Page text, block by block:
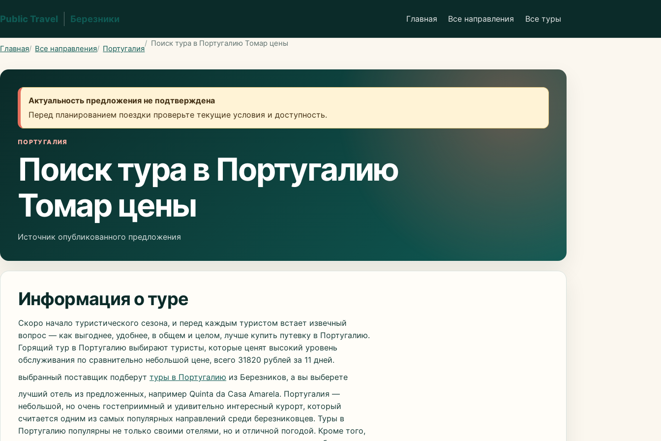
Public Travel Березники Главная Все направления Все туры
Главная Все направления Португалия
Поиск тура в Португалию Томар цены
Актуальность предложения не подтверждена
Перед планированием поездки проверьте текущие условия и доступность.
ПОРТУГАЛИЯ
Поиск тура в Португалию
Томар цены
Источник опубликованного предложения
Информация о туре
Скоро начало туристического сезона, и перед каждым туристом встает извечный
вопрос — как выгоднее, удобнее, в общем и целом, лучше купить путевку в Португалию.
Горящий тур в Португалию выбирают туристы, которые ценят высокий уровень
обслуживания по сравнительно небольшой цене, всего 31820 рублей за 11 дней.
выбранный поставщик подберут туры в Португалию из Березников, а вы выберете
лучший отель из предложенных, например Quinta da Casa Amarela. Португалия —
небольшой, но очень гостеприимный и удивительно интересный курорт, который
считается одним из самых популярных направлений среди березниковцев. Туры в
Португалию популярны не только своими отелями, но и отличной погодой. Кроме того,